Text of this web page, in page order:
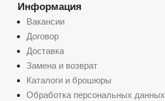
Информация
Вакансии
Договор
Доставка
Замена и возврат
Каталоги и брошюры
Обработка персональных данных